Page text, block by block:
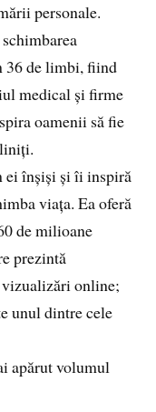
personale.
36 de limbi, fiind
medical și firme
oamenii să fie
ei înșiși și îi inspiră
viața. Ea oferă
de milioane
prezintă
online;
unul dintre cele
apărut volumul